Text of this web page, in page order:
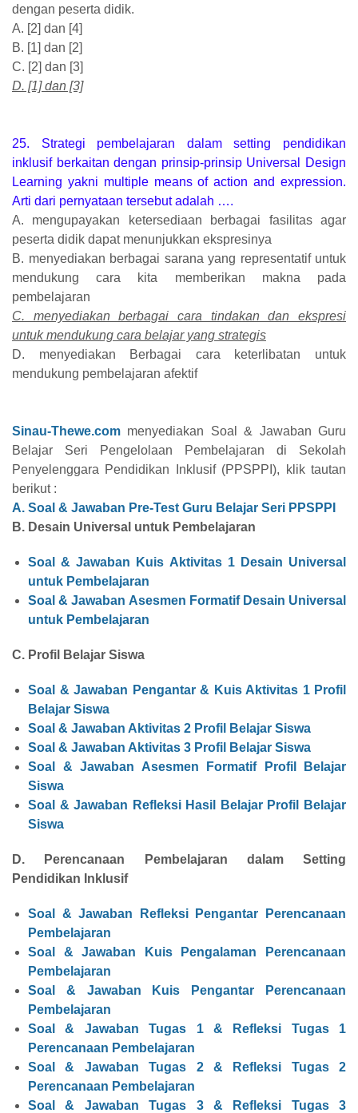
dengan peserta didik.
A. [2] dan [4]
B. [1] dan [2]
C. [2] dan [3]
D. [1] dan [3]
25. Strategi pembelajaran dalam setting pendidikan
inklusif berkaitan dengan prinsip-prinsip Universal Design
Learning yakni multiple means of action and expression.
Arti dari pernyataan tersebut adalah ….
A. mengupayakan ketersediaan berbagai fasilitas agar
peserta didik dapat menunjukkan ekspresinya
B. menyediakan berbagai sarana yang representatif untuk
mendukung cara kita memberikan makna pada
pembelajaran
C. menyediakan berbagai cara tindakan dan ekspresi
untuk mendukung cara belajar yang strategis
D. menyediakan Berbagai cara keterlibatan untuk
mendukung pembelajaran afektif
Sinau-Thewe.com menyediakan Soal & Jawaban Guru
Belajar Seri Pengelolaan Pembelajaran di Sekolah
Penyelenggara Pendidikan Inklusif (PPSPPI), klik tautan
berikut :
A. Soal & Jawaban Pre-Test Guru Belajar Seri PPSPPI
B. Desain Universal untuk Pembelajaran
Soal & Jawaban Kuis Aktivitas 1 Desain Universal
untuk Pembelajaran
Soal & Jawaban Asesmen Formatif Desain Universal
untuk Pembelajaran
C. Profil Belajar Siswa
Soal & Jawaban Pengantar & Kuis Aktivitas 1 Profil
Belajar Siswa
Soal & Jawaban Aktivitas 2 Profil Belajar Siswa
Soal & Jawaban Aktivitas 3 Profil Belajar Siswa
Soal & Jawaban Asesmen Formatif
Profil Belajar
Siswa
Soal & Jawaban Refleksi Hasil Belajar Profil Belajar
Siswa
D. Perencanaan Pembelajaran dalam Setting
Pendidikan Inklusif
Soal & Jawaban Refleksi Pengantar Perencanaan
Pembelajaran
Soal & Jawaban Kuis Pengalaman Perencanaan
Pembelajaran
Soal & Jawaban Kuis Pengantar Perencanaan
Pembelajaran
Soal & Jawaban Tugas 1 & Refleksi Tugas 1
Perencanaan Pembelajaran
Soal & Jawaban Tugas 2 & Refleksi Tugas 2
Perencanaan Pembelajaran
Soal & Jawaban Tugas 3 & Refleksi Tugas 3